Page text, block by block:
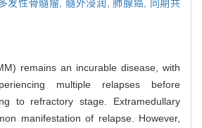
发性骨髓瘤,髓外浸润, 肺腺癌,
同期共
remains an incurable disease, with
multiple relapses before
to refractory stage. Extramedullary
manifestation of relapse. However,